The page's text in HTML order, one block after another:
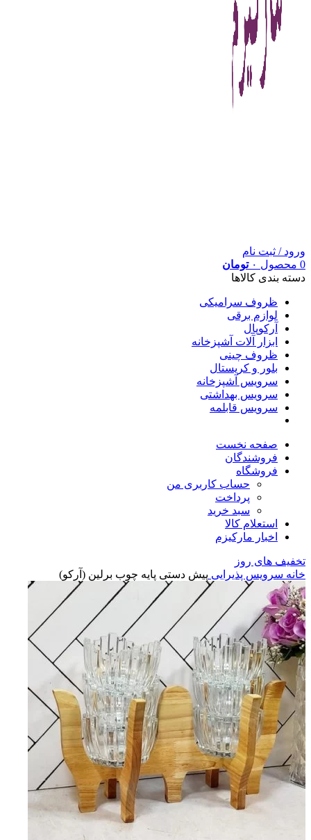
ورود / ثبت نام
0 محصول ۰ تومان
دسته بندی کالاها
ظروف سرامیکی
لوازم برقی
آرکوپال
ابزار آلات آشپزخانه
ظروف چینی
بلور و کریستال
سرویس آشپزخانه
سرویس بهداشتی
سرویس قابلمه
صفحه نخست
فروشندگان
فروشگاه
حساب کاربری من
پرداخت
سبد خرید
استعلام کالا
اخبار مارکیزم
تخفیف های روز
خانه سرویس پذیرایی پیش دستی پایه چوب برلین (آرکو)